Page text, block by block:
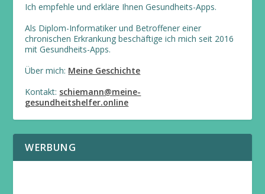
Ich empfehle und erkläre Ihnen Gesundheits-Apps.
Als Diplom-Informatiker und Betroffener einer
chronischen Erkrankung beschäftige ich mich seit 2016
mit Gesundheits-Apps.
Über mich: Meine Geschichte
Kontakt: schiemann@meine-
gesundheitshelfer.online
WERBUNG